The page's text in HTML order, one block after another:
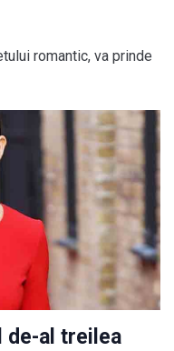
romantic, va prinde
de-al treilea